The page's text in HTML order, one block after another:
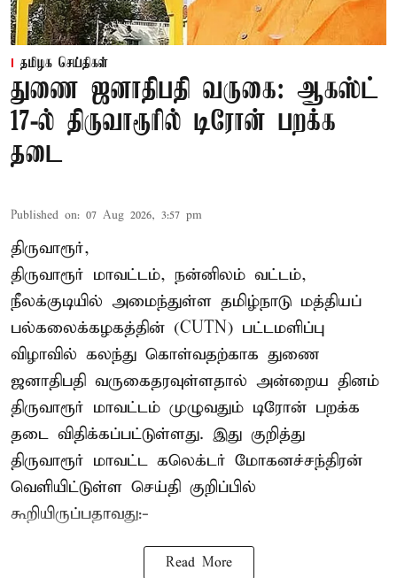
தமிழக செய்திகள்
துணை ஜனாதிபதி வருகை: ஆகஸ்ட்
17-ல் திருவாரூரில் டிரோன் பறக்க
தடை
Published on: 07 Aug 2026, 3:57 pm
திருவாரூர்,
திருவாரூர் மாவட்டம், நன்னிலம் வட்டம்,
நீலக்குடியில் அமைந்துள்ள தமிழ்நாடு மத்தியப்
பல்கலைக்கழகத்தின் (CUTN) பட்டமளிப்பு
விழாவில் கலந்து கொள்வதற்காக துணை
ஜனாதிபதி வருகைதரவுள்ளதால் அன்றைய தினம்
திருவாரூர் மாவட்டம் முழுவதும் டிரோன் பறக்க
தடை விதிக்கப்பட்டுள்ளது. இது குறித்து
திருவாரூர் மாவட்ட கலெக்டர் மோகனச்சந்திரன்
வெளியிட்டுள்ள செய்தி குறிப்பில்
கூறியிருப்பதாவது:-
Read More